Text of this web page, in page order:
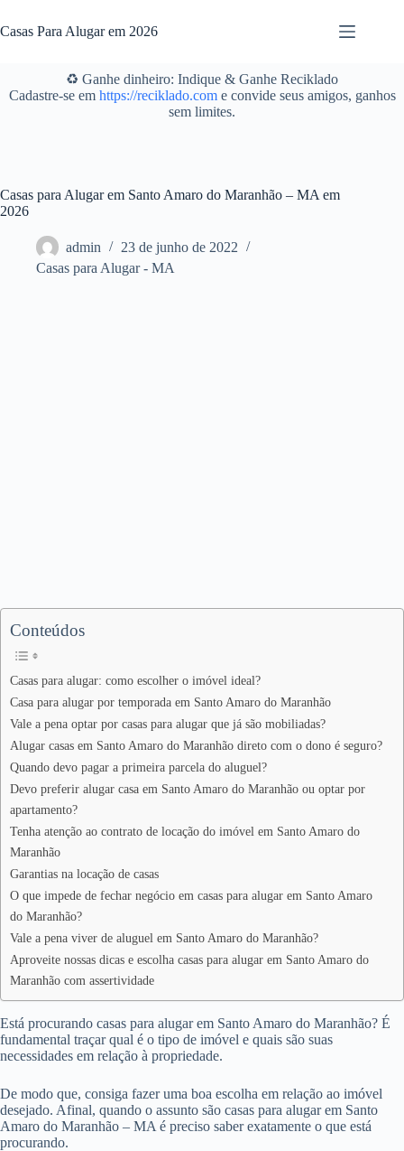
para
o
Casas Para Alugar em 2026
♻️ Ganhe dinheiro: Indique & Ganhe Reciklado
Cadastre-se em https://reciklado.come convide seus amigos, ganhos
sem limites.
Casas para Alugar em Santo Amaro do Maranhão – MA em
2026
admin
23 de junho de 2022
Casas para Alugar - MA
Conteúdos
Casas para alugar: como escolher o imóvel ideal?
Casa para alugar por temporada em Santo Amaro do Maranhão
Vale a pena optar por casas para alugar que já são mobiliadas?
Alugar casas em Santo Amaro do Maranhão direto com o dono é seguro?
Quando devo pagar a primeira parcela do aluguel?
Devo preferir alugar casa em Santo Amaro do Maranhão ou optar por
apartamento?
Tenha atenção ao contrato de locação do imóvel em Santo Amaro do
Maranhão
Garantias na locação de casas
O que impede de fechar negócio em casas para alugar em Santo Amaro
do Maranhão?
Vale a pena viver de aluguel em Santo Amaro do Maranhão?
Aproveite nossas dicas e escolha casas para alugar em Santo Amaro do
Maranhão com assertividade
Está procurando casas para alugar em Santo Amaro do Maranhão? É
fundamental traçar qual é o tipo de imóvel e quais são suas
necessidades em relação à propriedade.
De modo que, consiga fazer uma boa escolha em relação ao imóvel
desejado. Afinal, quando o assunto são casas para alugar em Santo
Amaro do Maranhão – MA é preciso saber exatamente o que está
procurando.